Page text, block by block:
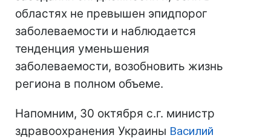
областях не превышен эпидпорог
заболеваемости и наблюдается
тенденция уменьшения
заболеваемости, возобновить жизнь
региона в полном объеме.
Напомним, 30 октября с.г. министр
здравоохранения Украины Василий